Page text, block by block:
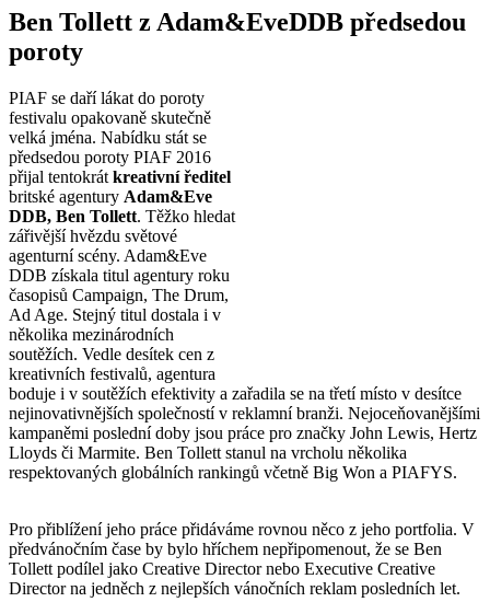
Ben Tollett z Adam&EveDDB předsedou
poroty
PIAF se daří lákat do poroty
festivalu opakovaně skutečně
velká jména. Nabídku stát se
předsedou poroty PIAF 2016
přijal tentokrát kreativní ředitel
britské agentury Adam&Eve
DDB, Ben Tollett. Těžko hledat
zářivější hvězdu světové
agenturní scény. Adam&Eve
DDB získala titul agentury roku
časopisů Campaign, The Drum,
Ad Age. Stejný titul dostala i v
několika mezinárodních
soutěžích. Vedle desítek cen z
kreativních festivalů, agentura
boduje i v soutěžích efektivity a zařadila se na třetí místo v desítce
nejinovativnějších společností v reklamní branži. Nejoceňovanějšími
kampaněmi poslední doby jsou práce pro značky John Lewis, Hertz
Lloyds či Marmite. Ben Tollett stanul na vrcholu několika
respektovaných globálních rankingů včetně Big Won a PIAFYS.
Pro přiblížení jeho práce přidáváme rovnou něco z jeho portfolia. V
předvánočním čase by bylo hříchem nepřipomenout, že se Ben
Tollett podílel jako Creative Director nebo Executive Creative
Director na jedněch z nejlepších vánočních reklam posledních let.